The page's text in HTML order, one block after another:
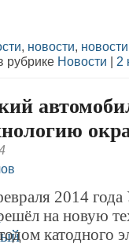
, новости,
рубрике Новости | 2
2014
на новую
катодного